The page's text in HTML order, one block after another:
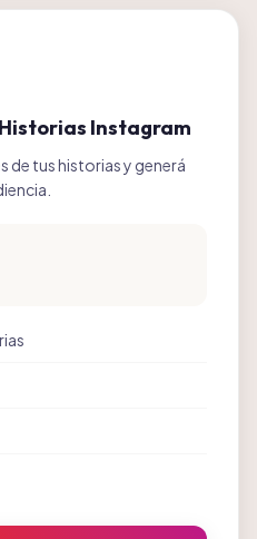
Instagram
de tus historias y generá